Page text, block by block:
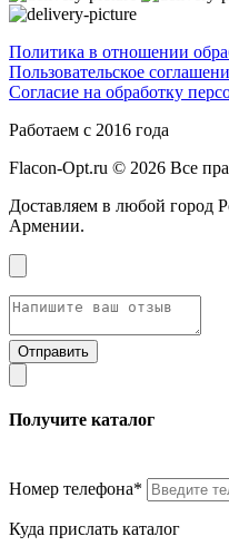
Политика в отношении
Пользовательское
Согласие на обработку
Работаем с 2016 года
Flacon-Opt.ru © 2026 Все
Доставляем в любой город
Армении.
Получите каталог
Номер телефона*
Куда прислать каталог